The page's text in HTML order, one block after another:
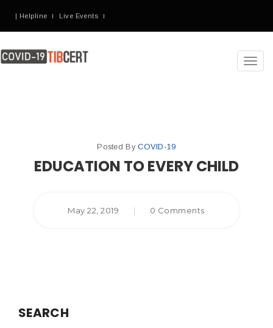
| Helpline Live Events
Posted ByCOVID-19
EDUCATION TO EVERY CHILD
May 22, 2019 | 0 Comments
SEARCH